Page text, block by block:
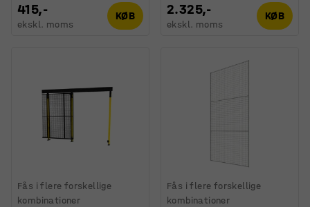
415,-
ekskl. moms
KØB 2.325,-
ekskl. moms
KØB
Fås i flere forskellige
kombinationer
Fås i flere forskellige
kombinationer